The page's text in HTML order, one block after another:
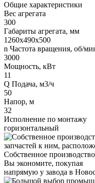
Общие характеристики
Вес агрегата
300
Габариты агрегата, мм
1260х490х500
n Частота вращения, об/
3000
Мощность, кВт
11
Q Подача, м3/ч
50
Напор, м
32
Исполнение по монтажу
горизонтальный
Собственное производство
Вы экономите, покупая
напрямую у завода в